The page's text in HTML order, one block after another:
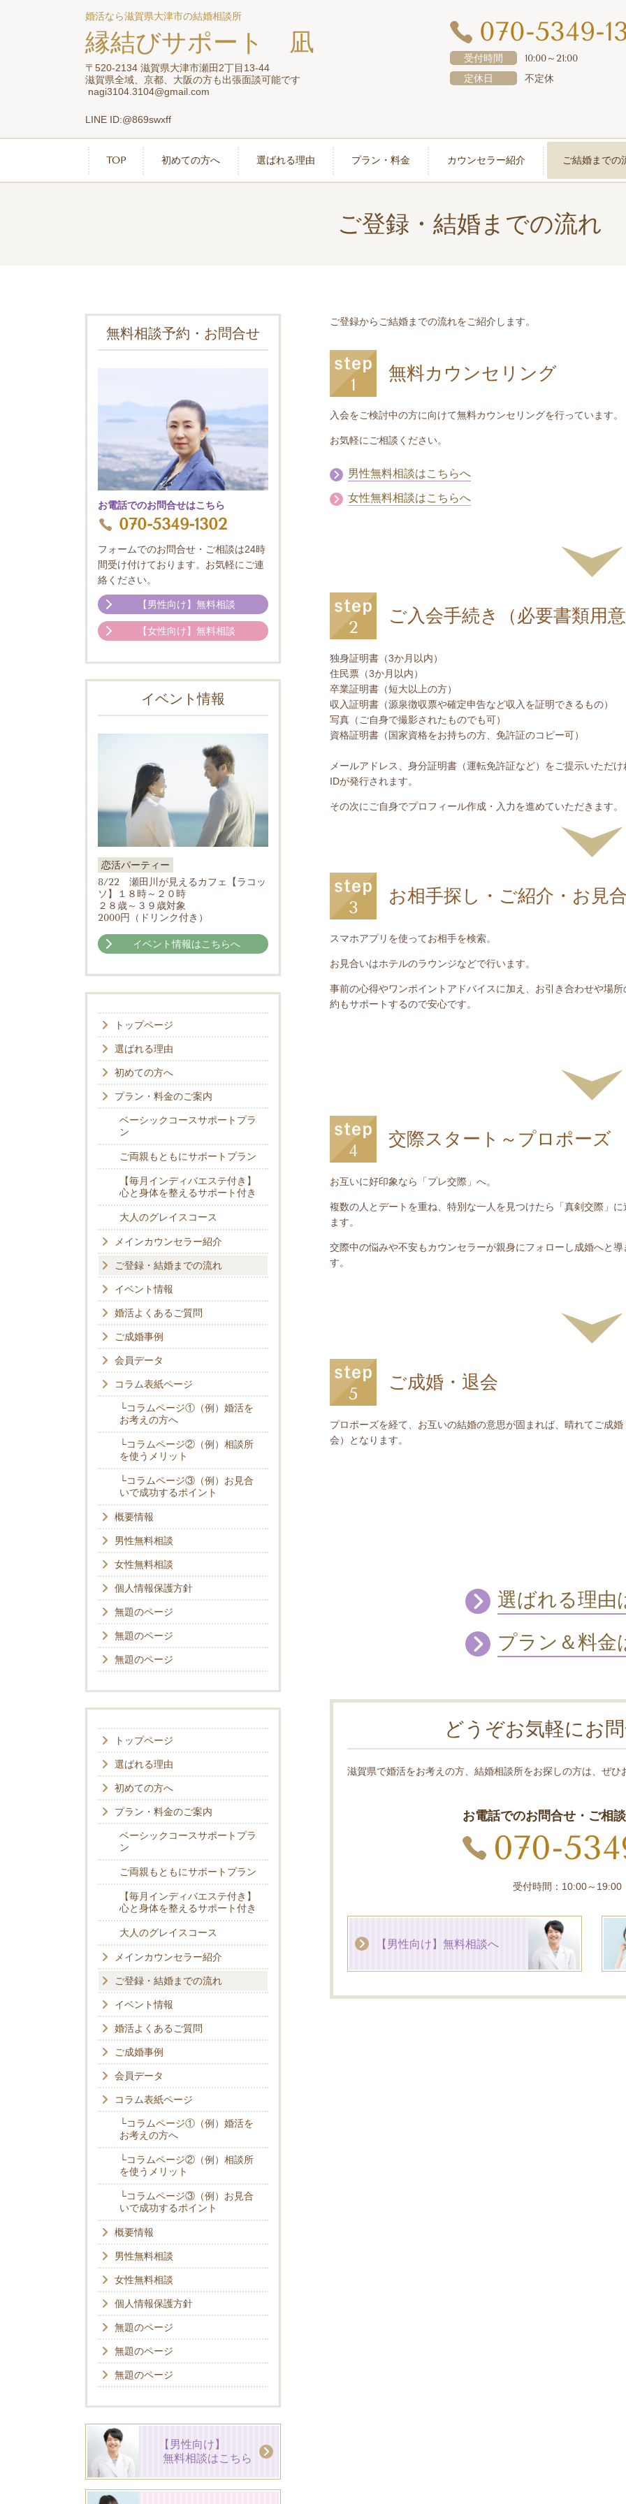
婚活なら滋賀県大津市の結婚相談所
縁結びサポート 凪
〒520-2134 滋賀県大津市瀬田2丁目13-44
滋賀県全域、京都、大阪の方も出張面談可能です
nagi3104.3104@gmail.com
LINE ID:@869swxff
070-5349-
受付時間
10:00～21:00
定休日
不定休
TOP 初めての方へ 選ばれる理由 プラン・料金 カウンセラー紹介 ご結婚までの
ご登録・結婚までの流れ
ご登録からご結婚までの流れをご紹介します。
無料カウンセリング
入会をご検討中の方に向けて無料カウンセリングを行っています。
お気軽にご相談ください。
男性無料相談はこちらへ
女性無料相談はこちらへ
ご入会手続き（必要書類用
独身証明書（3か月以内）
住民票（3か月以内）
卒業証明書（短大以上の方）
収入証明書（源泉徴収票や確定申告など収入を証明できるもの）
写真（ご自身で撮影されたものでも可）
資格証明書（国家資格をお持ちの方、免許証のコピー可）
メールアドレス、身分証明書（運転免許証など）をご提示いただけ
IDが発行されます。
その次にご自身でプロフィール作成・入力を進めていただきます。
お相手探し・ご紹介・お見
スマホアプリを使ってお相手を検索。
お見合いはホテルのラウンジなどで行います。
事前の心得やワンポイントアドバイスに加え、お引き合わせや場所
約もサポートするので安心です。
交際スタート～プロポーズ
お互いに好印象なら「プレ交際」へ。
複数の人とデートを重ね、特別な一人を見つけたら「真剣交際」に
ます。
交際中の悩みや不安もカウンセラーが親身にフォローし成婚へと導
す。
ご成婚・退会
プロポーズを経て、お互いの結婚の意思が固まれば、晴れてご成婚
会）となります。
選ばれる理由
プラン＆料金
どうぞお気軽にお
滋賀県で婚活をお考えの方、結婚相談所をお探しの方は、ぜ
お電話でのお問合せ・ご相
070-
受付時間：10:00～19:00
【男性向け】無料相談へ
無料相談予約・お問合せ
お電話でのお問合せはこちら
070-5349-1302
フォームでのお問合せ・ご相談は24時
間受け付けております。お気軽にご連
絡ください。
【男性向け】無料相談
【女性向け】無料相談
イベント情報
恋活パーティー
8/22 瀬田川が見えるカフェ【ラコッ
ソ】１８時～２０時
２８歳～３９歳対象
2000円（ドリンク付き）
イベント情報はこちらへ
トップページ
選ばれる理由
初めての方へ
プラン・料金のご案内
ベーシックコースサポートプラ
ン
ご両親もともにサポートプラン
【毎月インディバエステ付き】
心と身体を整えるサポート付き
大人のグレイスコース
メインカウンセラー紹介
ご登録・結婚までの流れ
イベント情報
婚活よくあるご質問
ご成婚事例
会員データ
コラム表紙ページ
└コラムページ①（例）婚活を
お考えの方へ
└コラムページ②（例）相談所
を使うメリット
└コラムページ③（例）お見合
いで成功するポイント
概要情報
男性無料相談
女性無料相談
個人情報保護方針
無題のページ
無題のページ
無題のページ
トップページ
選ばれる理由
初めての方へ
プラン・料金のご案内
ベーシックコースサポートプラ
ン
ご両親もともにサポートプラン
【毎月インディバエステ付き】
心と身体を整えるサポート付き
大人のグレイスコース
メインカウンセラー紹介
ご登録・結婚までの流れ
イベント情報
婚活よくあるご質問
ご成婚事例
会員データ
コラム表紙ページ
└コラムページ①（例）婚活を
お考えの方へ
└コラムページ②（例）相談所
を使うメリット
└コラムページ③（例）お見合
いで成功するポイント
概要情報
男性無料相談
女性無料相談
個人情報保護方針
無題のページ
無題のページ
無題のページ
【男性向け】
無料相談はこちら